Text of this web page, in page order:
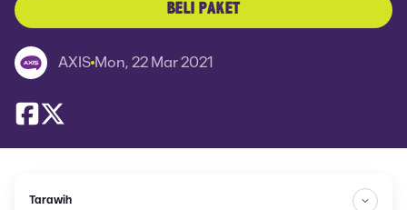
BELI PAKET
AXIS Mon, 22 Mar 2021
Tarawih